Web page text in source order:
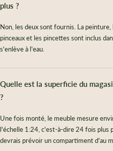
plus ?
Non, les deux sont fournis. La
pinceaux et les pincettes sont inclus
s'enlève à l'eau.
Quelle est la superficie du
?
Une fois monté, le meuble mesure
l'échelle 1:24, c'est-à-dire 24 fois plus
devrais prévoir un compartiment d'au